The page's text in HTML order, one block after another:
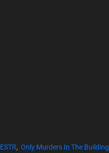
Only Murders In The Building